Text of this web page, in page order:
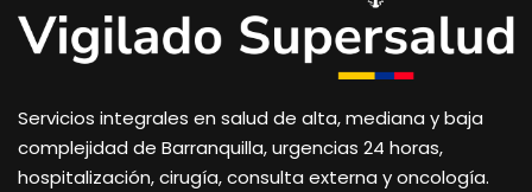
Servicios integrales en salud de alta, mediana y baja
complejidad de Barranquilla, urgencias 24 horas,
hospitalización, cirugía, consulta externa y oncología.